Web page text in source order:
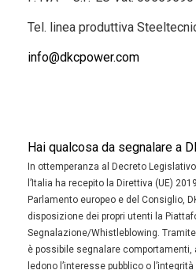
Tel. linea produttiva
info@dkcpower.com
Hai qualcosa da segnalare a
In ottemperanza al Decreto
l’Italia ha recepito la Direttiva (UE)
Parlamento europeo e del Consiglio,
disposizione dei propri utenti la
Segnalazione/Whistleblowing.
è possibile segnalare
ledono l’interesse pubblico o